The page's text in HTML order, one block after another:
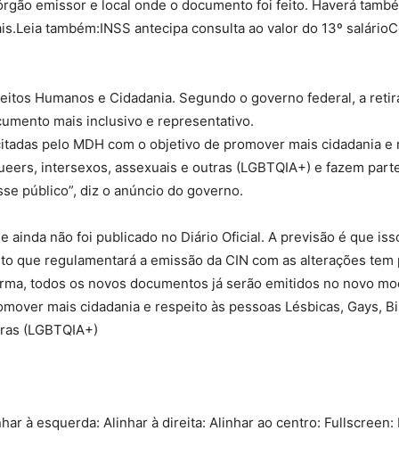
emissor e local onde o documento foi feito. Haverá
também:INSS antecipa consulta ao valor do 13º
Humanos e Cidadania. Segundo o governo federal, a
mais inclusivo e representativo.
pelo MDH com o objetivo de promover mais cidadania e
intersexos, assexuais e outras (LGBTQIA+) e fazem
público”, diz o anúncio do governo.
não foi publicado no Diário Oficial. A previsão é que
que regulamentará a emissão da CIN com as alterações
todos os novos documentos já serão emitidos no novo
mais cidadania e respeito às pessoas Lésbicas, Gays,
(LGBTQIA+)
à esquerda: Alinhar à direita: Alinhar ao centro: Fullscreen: